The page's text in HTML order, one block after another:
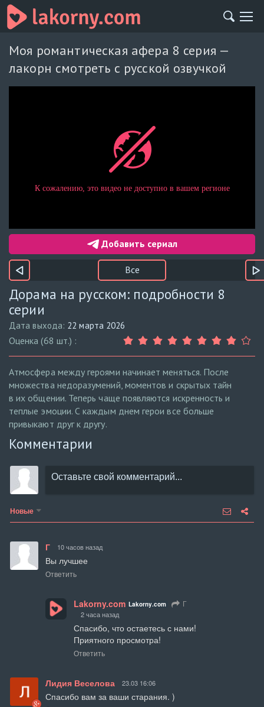
Моя романтическая афера 8 серия —
лакорн смотреть с русской озвучкой
Добавить сериал
Все
Дорама на русском: подробности 8
серии
Дата выхода: 22 марта 2026
Оценка (68 шт.) :
Атмосфера между героями начинает меняться. После
множества недоразумений, моментов и скрытых тайн
в их общении. Теперь чаще появляются искренность и
теплые эмоции. С каждым днем герои все больше
привыкают друг к другу.
Комментарии
Новые
Г 10 часов назад
Вы лучшее
Ответить
Lakorny.com Lakorny.com Г
2 часа назад
Спасибо, что остаетесь с нами!
Приятного просмотра!
Ответить
Лидия Веселова 23.03 16:06
Спасибо вам за ваши старания. )